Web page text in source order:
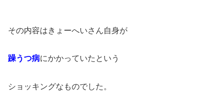
その内容はきょーへいさん自身が
躁うつ病にかかっていたという
ショッキングなものでした。